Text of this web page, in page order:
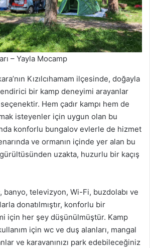
– Yayla Mocamp
Kızılcıhamam ilçesinde, doğayla
bir kamp deneyimi arayanlar
Hem çadır kampı hem de
isteyenler için uygun olan bu
konforlu bungalov evlerle de hizmet
ve ormanın içinde yer alan bu
uzakta, huzurlu bir kaçış
banyo, televizyon, Wi-Fi, buzdolabı ve
donatılmıştır, konforlu bir
için her şey düşünülmüştür. Kamp
için wc ve duş alanları, mangal
ve karavanınızı park edebileceğiniz